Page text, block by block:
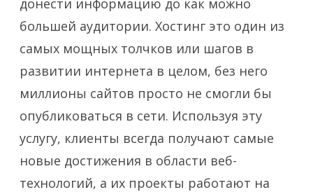
донести информацию до как можно
большей аудитории. Хостинг это один из
самых мощных толчков или шагов в
развитии интернета в целом, без него
миллионы сайтов просто не смогли бы
опубликоваться в сети. Используя эту
услугу, клиенты всегда получают самые
новые достижения в области веб-
технологий, а их проекты работают на